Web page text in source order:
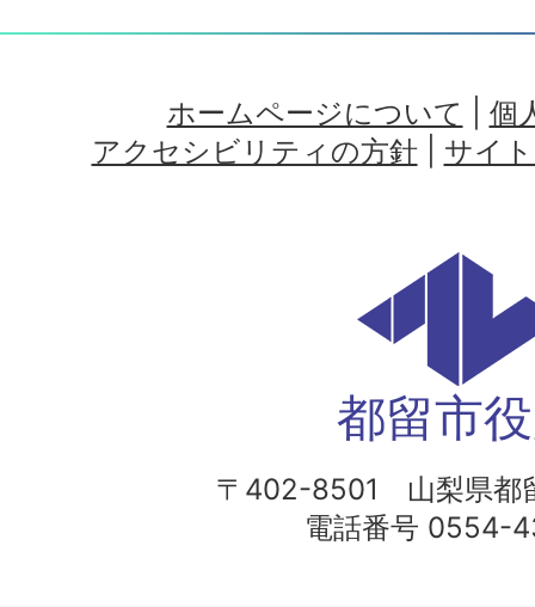
ホームページについて
個
アクセシビリティの方針| サイ
都留市
〒402-8501 山梨県都
電話番号 0554-